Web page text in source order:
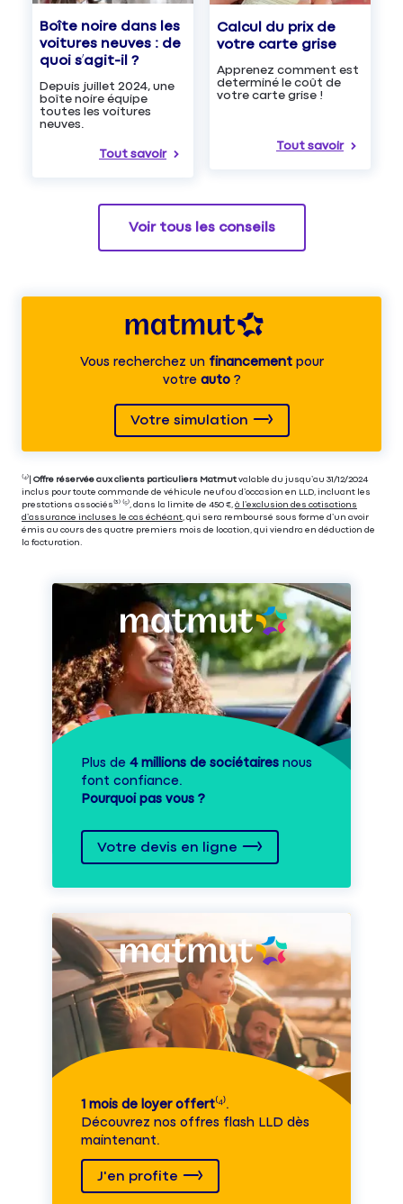
Boîte noire dans les
voitures neuves : de
quoi s’agit-il ?
Depuis juillet 2024, une
boîte noire équipe
toutes les voitures
neuves.
Tout savoir
Calcul du prix de
votre carte grise
Apprenez comment est
determiné le coût de
votre carte grise !
Tout savoir
Voir tous les conseils
Vous recherchez unfinancementpour
votre auto?
Votre simulation
⁽⁴⁾| Offre réservée aux clients particuliers Matmut valable du jusqu’au 31/12/2024
inclus pour toute commande de véhicule neuf ou d’occasion en LLD, incluant les
prestations associés⁽³⁾ ⁽⁵⁾, dans la limite de 450 €, à l’exclusion des cotisations
d’assurance incluses le cas échéant , qui sera remboursé sous forme d’un avoir
émis au cours des quatre premiers mois de location, qui viendra en déduction de
la facturation.
Plus de 4 millions de sociétaires nous
font confiance.
Pourquoi pas vous ?
Votre devis en ligne
1 mois de loyer offert⁽⁴⁾.
Découvrez nos offres flash LLD dès
maintenant.
J'en profite